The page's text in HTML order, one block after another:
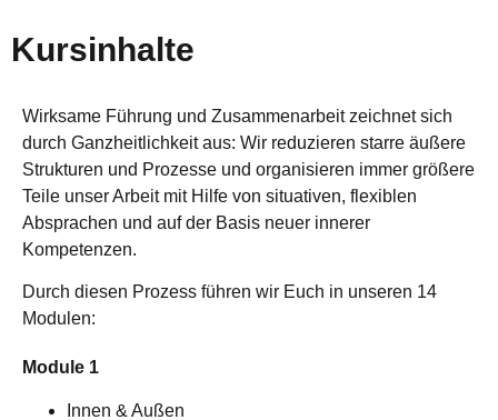
Kursinhalte
Wirksame Führung und Zusammenarbeit zeichnet sich
durch Ganzheitlichkeit aus: Wir reduzieren starre äußere
Strukturen und Prozesse und organisieren immer größere
Teile unser Arbeit mit Hilfe von situativen, flexiblen
Absprachen und auf der Basis neuer innerer
Kompetenzen.
Durch diesen Prozess führen wir Euch in unseren 14
Modulen:
Module 1
Innen & Außen